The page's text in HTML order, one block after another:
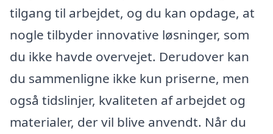
tilgang til arbejdet, og du kan opdage, at
nogle tilbyder innovative løsninger, som
du ikke havde overvejet. Derudover kan
du sammenligne ikke kun priserne, men
også tidslinjer, kvaliteten af arbejdet og
materialer, der vil blive anvendt. Når du